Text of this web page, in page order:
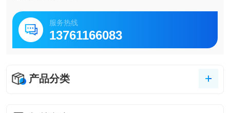
服务热线
13761166083
产品分类